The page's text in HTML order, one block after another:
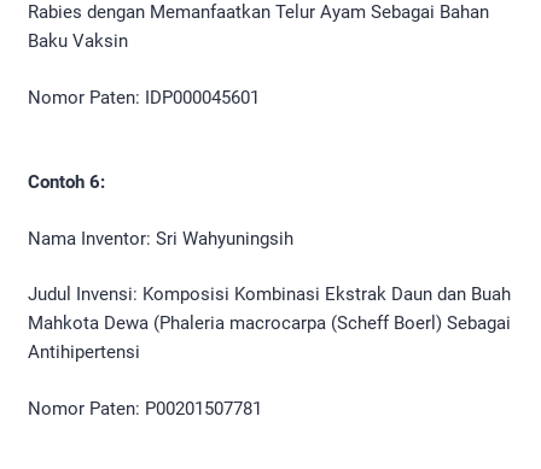
Rabies dengan Memanfaatkan Telur Ayam Sebagai Bahan
Baku Vaksin
Nomor Paten: IDP000045601
Contoh 6:
Nama Inventor: Sri Wahyuningsih
Judul Invensi: Komposisi Kombinasi Ekstrak Daun dan Buah
Mahkota Dewa (Phaleria macrocarpa (Scheff Boerl) Sebagai
Antihipertensi
Nomor Paten: P00201507781